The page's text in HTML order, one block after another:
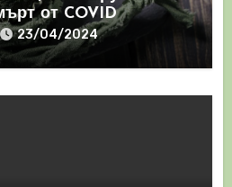
от COVID
23/04/2024